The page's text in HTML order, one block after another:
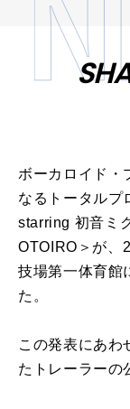
ボーカロイド・
なるトータルプ
starring 初音ミ
OTOIRO＞が、
技場第一体育館
た。
この発表にあわ
たトレーラーの